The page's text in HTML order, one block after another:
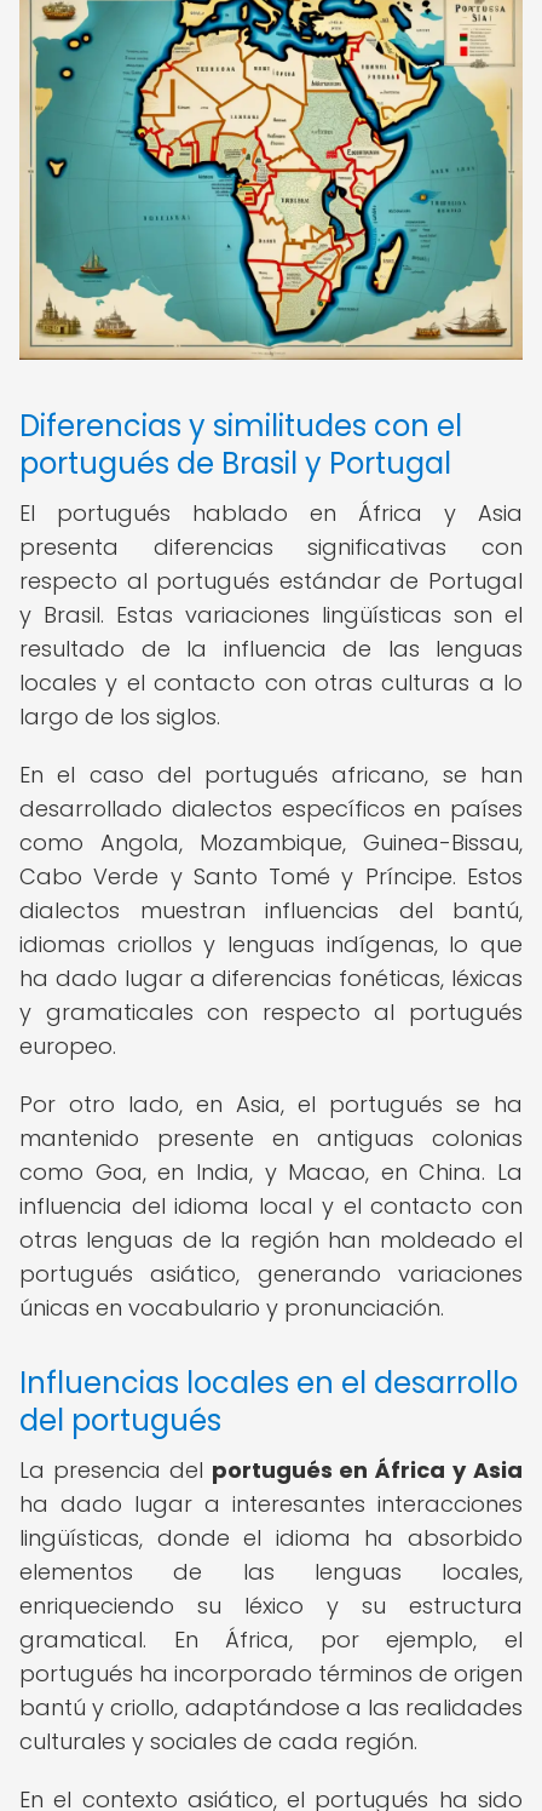
Diferencias y similitudes con el
portugués de Brasil y Portugal
El portugués hablado en África y Asia
presenta diferencias significativas con
respecto al portugués estándar de Portugal
y Brasil. Estas variaciones lingüísticas son el
resultado de la influencia de las lenguas
locales y el contacto con otras culturas a lo
largo de los siglos.
En el caso del portugués africano, se han
desarrollado dialectos específicos en países
como Angola, Mozambique, Guinea-Bissau,
Cabo Verde y Santo Tomé y Príncipe. Estos
dialectos muestran influencias del bantú,
idiomas criollos y lenguas indígenas, lo que
ha dado lugar a diferencias fonéticas, léxicas
y gramaticales con respecto al portugués
europeo.
Por otro lado, en Asia, el portugués se ha
mantenido presente en antiguas colonias
como Goa, en India, y Macao, en China. La
influencia del idioma local y el contacto con
otras lenguas de la región han moldeado el
portugués asiático, generando variaciones
únicas en vocabulario y pronunciación.
Influencias locales en el desarrollo
del portugués
La presencia del portugués en África y Asia
ha dado lugar a interesantes interacciones
lingüísticas, donde el idioma ha absorbido
elementos de las lenguas locales,
enriqueciendo su léxico y su estructura
gramatical. En África, por ejemplo, el
portugués ha incorporado términos de origen
bantú y criollo, adaptándose a las realidades
culturales y sociales de cada región.
En el contexto asiático, el portugués ha sido